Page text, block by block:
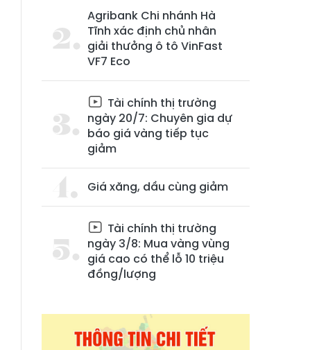
Agribank Chi nhánh Hà
Tĩnh xác định chủ nhân
giải thưởng ô tô VinFast
VF7 Eco
Tài chính thị trường
ngày 20/7: Chuyên gia dự
báo giá vàng tiếp tục
giảm
Giá xăng, dầu cùng giảm
Tài chính thị trường
ngày 3/8: Mua vàng vùng
giá cao có thể lỗ 10 triệu
đồng/lượng